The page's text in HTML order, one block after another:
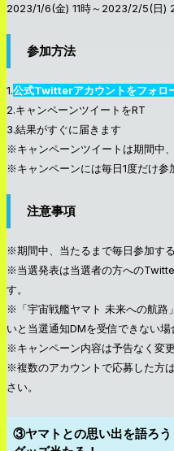
2023/1/6(金) 11時～2023/2/5(日)
参加方法
1.公式Twitterアカウントをフォロ
2.キャンペーンツイートをRT
3.結果がすぐに届きます
※キャンペーンツイートは期間中
※キャンペーンには毎日1度だけ参
注意事項
※期間中、当たるまで毎日参加す
※当選発表は当選者の方への
す。
※「宇宙戦艦ヤマト 未来への航路
いと当選通知DMを受信できない場
※キャンペーン内容は予告なく変
※複数のアカウントで応募した方
さい。
③ヤマトとの思い出を語ろう